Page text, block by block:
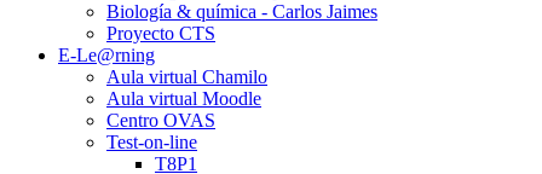
Biología & química - Carlos Jaimes
Proyecto CTS
E-Le@rning
Aula virtual Chamilo
Aula virtual Moodle
Centro OVAS
Test-on-line
T8P1